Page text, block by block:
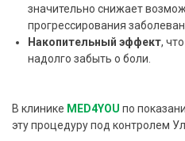
значительно снижает
прогрессирования
Накопительный эффект,
надолго
В клинике MED4YOU по
эту процедуру под контролем